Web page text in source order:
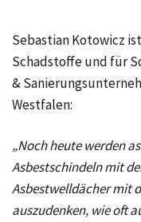
Sebastian Kotowicz
Schadstoffe und für
&
Westfalen:
„Noch heute werden
Asbestschindeln mit
Asbestwelldächer mit
auszudenken, wie oft